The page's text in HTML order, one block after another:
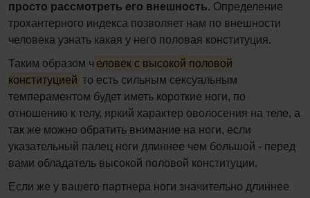
просто рассмотреть его внешность. Определение
трохантерного индекса позволяет нам по внешности
человека узнать какая у него половая конституция.
Таким образом ч еловек с высокой половой
конституцией то есть сильным сексуальным
темпераментом будет иметь короткие ноги, по
отношению к телу, яркий характер оволосения на теле, а
так же можно обратить внимание на ноги, если
указательный палец ноги длиннее чем большой - перед
вами обладатель высокой половой конституции.
Если же у вашего партнера ноги значительно длиннее